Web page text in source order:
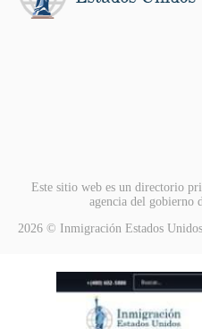
Este sitio web es un directorio
agencia del gobierno
2026 © Inmigración Estados